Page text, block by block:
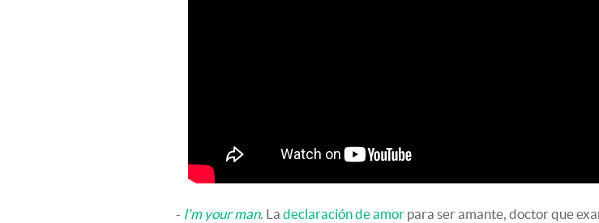
- I'm your man. La declaración de amor para ser amante, doctor que